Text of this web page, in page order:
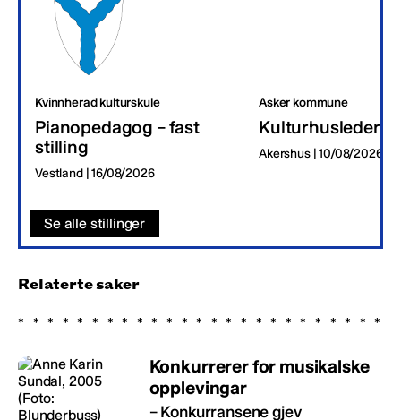
Kvinnherad kulturskule
Pianopedagog – fast
stilling
Vestland | 16/08/2026
Asker kommune
Kulturhusleder
Akershus | 10/08/2026
Se alle stillinger
Relaterte saker
Konkurrerer for musikalske
opplevingar
– Konkurransene gjev